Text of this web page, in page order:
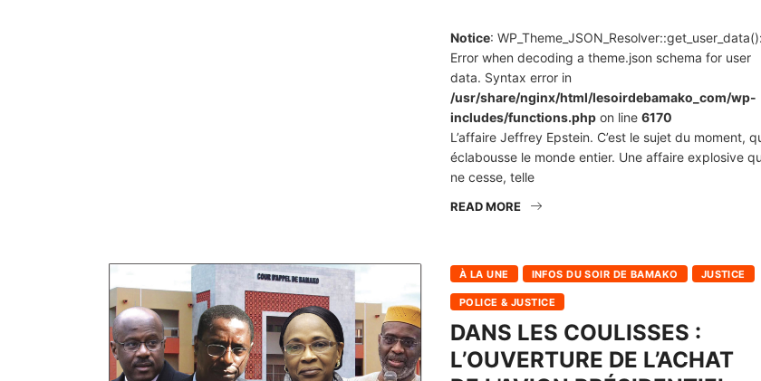
Notice: WP_Theme_JSON_Resolver::get_user_data():
Error when decoding a theme.json schema for user
data. Syntax error in
/usr/share/nginx/html/lesoirdebamako_com/wp-
includes/functions.php on line 6170
L’affaire Jeffrey Epstein. C’est le sujet du moment,
éclabousse le monde entier. Une affaire explosive
ne cesse, telle
READ MORE
À LA UNE INFOS DU SOIR DE BAMAKO JUSTICE
POLICE & JUSTICE
DANS LES COULISSES :
L’OUVERTURE DE L’ACHAT